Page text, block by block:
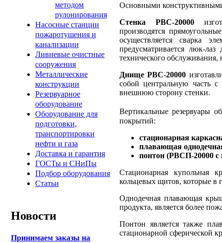
методом
рулонирования
Насосные станции
пожаротушения и
канализации
Ливневые очистные
сооружения
Металлические
конструкции
Резервуарное
оборудование
Оборудование для
подготовки,
транспортировки
нефти и газа
Доставка и гарантия
ГОСТы и СНиПы
Подбор оборудования
Статьи
Новости
Принимаем заказы на
Основными
Стенка РВС-20000
производятся
осуществляется сварка
предусматривается люк-
технического
Днище РВС-20000
собой центральную часть
внешнюю сторону стенки.
Вертикальные резервуары
покрытий:
стационарная
плавающая
понтон (РВСП-20000 с
Стационарная купольная
кольцевых щитов, которые в
Однодечная плавающая
продукта, является более
Понтон является также
стационарной сферической